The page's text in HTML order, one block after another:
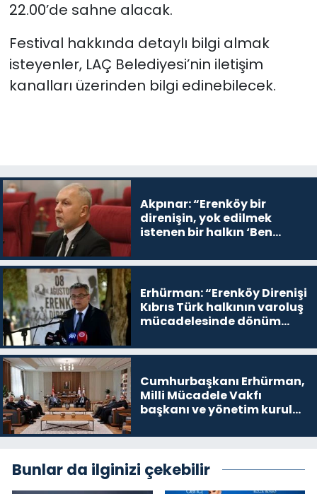
22.00’de sahne alacak.
Festival hakkında detaylı bilgi almak
isteyenler, LAÇ Belediyesi’nin iletişim
kanalları üzerinden bilgi edinebilecek.
Akpınar: “Erenköy bir
direnişin, yok edilmek
istenen bir halkın ‘Ben
devam edeceğim’ dediği
Erhürman: “Erenköy Direnişi
Kıbrıs Türk halkının varoluş
mücadelesinde dönüm
Cumhurbaşkanı Erhürman,
Milli Mücadele Vakfı
başkanı ve yönetim kurulu
Bunlar da ilginizi çekebilir